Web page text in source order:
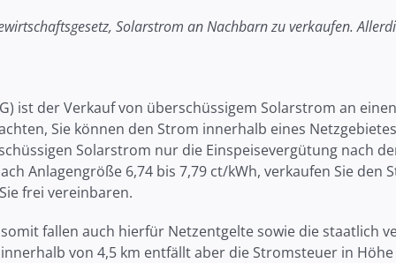
Solarstrom an Nachbarn zu verkaufen.
ist der Verkauf von überschüssigem Solarstrom an
Sie können den Strom innerhalb eines
Solarstrom nur die Einspeisevergütung nach
Anlagengröße 6,74 bis 7,79 ct/kWh, verkaufen Sie den
frei vereinbaren.
fallen auch hierfür Netzentgelte sowie die staatlich
von 4,5 km entfällt aber die Stromsteuer in Höhe